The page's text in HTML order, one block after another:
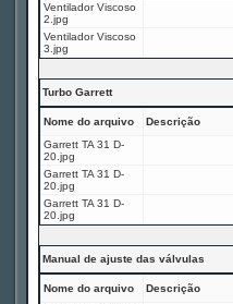
Ventilador Viscoso
2.jpg
Ventilador Viscoso
3.jpg
Turbo Garrett
Nome do arquivo
Descrição
Garrett TA 31 D-
20.jpg
Garrett TA 31 D-
20.jpg
Garrett TA 31 D-
20.jpg
Manual de ajuste das válvulas
Nome do arquivo
Descrição